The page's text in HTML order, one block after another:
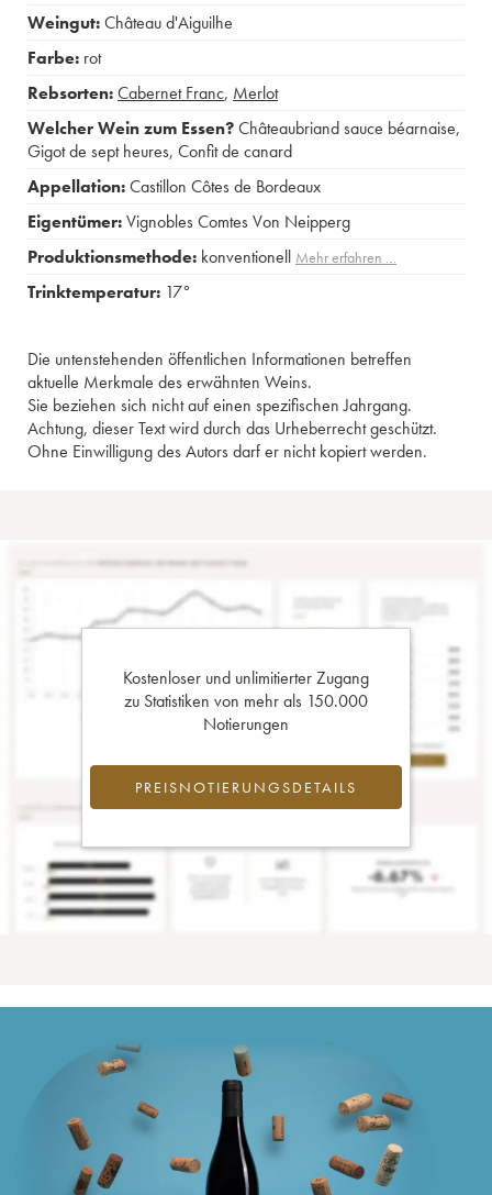
Weingut:Château d'Aiguilhe
Farbe: rot
Rebsorten:Cabernet Franc, Merlot
Welcher Wein zum Essen?Châteaubriand sauce béarnaise,
Gigot de sept heures, Confit de canard
Appellation:Castillon Côtes de Bordeaux
Eigentümer:Vignobles Comtes Von Neipperg
Produktionsmethode: konventionell Mehr erfahren …
Trinktemperatur: 17°
Die untenstehenden öffentlichen Informationen betreffen
aktuelle Merkmale des erwähnten Weins.
Sie beziehen sich nicht auf einen spezifischen Jahrgang.
Achtung, dieser Text wird durch das Urheberrecht geschützt.
Ohne Einwilligung des Autors darf er nicht kopiert werden.
Kostenloser und unlimitierter Zugang
zu Statistiken von mehr als 150.000
Notierungen
PREISNOTIERUNGSDETAILS